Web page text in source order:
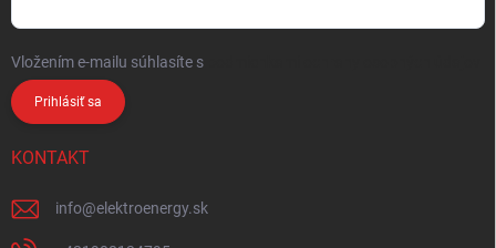
Vložením e-mailu súhlasíte s
Prihlásiť sa
KONTAKT
info@elektroenergy.sk